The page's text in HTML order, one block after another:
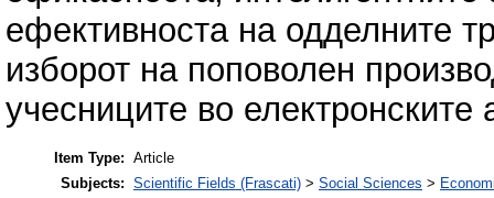
ефективноста на одделните
изборот на поповолен
учесниците во електронските
Item Type: Article
Subjects: Scientific Fields (Frascati) > Social Sciences >